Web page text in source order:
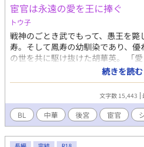
宦官は永遠の愛を王に捧ぐ
トウ子
戦神のごとき武でもって、愚王を
寿。そして鳳寿の幼馴染であり、
の世を共に駆け抜けた胡華英。 「
もそもの間違いだったのだろう。
う、お前を手放せない」 二人の絆
く固く結ばれるようになるまでの
後宮BL』企画への参加作品です。
った男と「私だけを見て」と言わな
ルズ、エブリスタにも掲載。
続きを読む
文字数 15,443
BL 中華 後宮 宦官